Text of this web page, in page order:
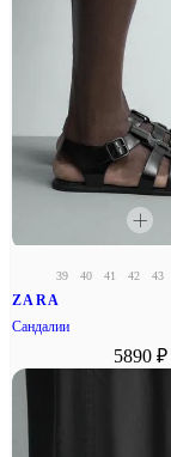
39 40 41 42 43
ZARA
Сандалии
5890 ₽